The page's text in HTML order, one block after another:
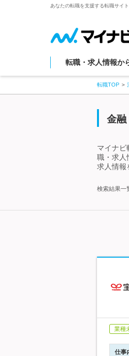
あなたの転職を支援する転職サイ
転職・求人情報か
転職TOP
金融
マイナビ
職・求人
求人情報
検索結果一
業種
仕事